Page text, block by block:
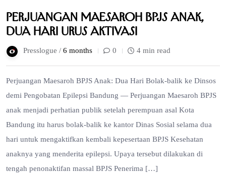
Perjuangan Maesaroh BPJS Anak,
Dua Hari Urus Aktivasi
Presslogue / 6 months 0 4 min read
Perjuangan Maesaroh BPJS Anak: Dua Hari Bolak-balik ke Dinsos
demi Pengobatan Epilepsi Bandung — Perjuangan Maesaroh BPJS
anak menjadi perhatian publik setelah perempuan asal Kota
Bandung itu harus bolak-balik ke kantor Dinas Sosial selama dua
hari untuk mengaktifkan kembali kepesertaan BPJS Kesehatan
anaknya yang menderita epilepsi. Upaya tersebut dilakukan di
tengah penonaktifan massal BPJS Penerima […]